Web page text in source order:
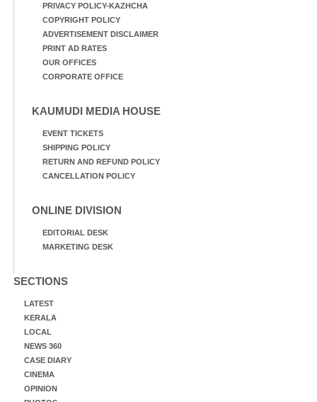
PRIVACY POLICY-KAZHCHA
COPYRIGHT POLICY
ADVERTISEMENT DISCLAIMER
PRINT AD RATES
OUR OFFICES
CORPORATE OFFICE
KAUMUDI MEDIA HOUSE
EVENT TICKETS
SHIPPING POLICY
RETURN AND REFUND POLICY
CANCELLATION POLICY
ONLINE DIVISION
EDITORIAL DESK
MARKETING DESK
SECTIONS
LATEST
KERALA
LOCAL
NEWS 360
CASE DIARY
CINEMA
OPINION